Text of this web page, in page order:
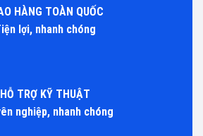
HÀNG TOÀN QUỐC
lợi, nhanh chóng
HỖ TRỢ KỸ THUẬT
nghiệp, nhanh chóng